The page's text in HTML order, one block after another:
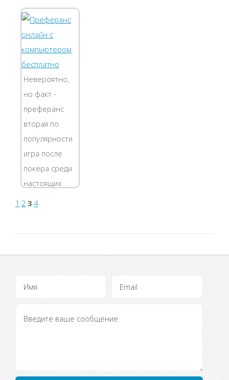
преферанс на
компьютере.
Новички
смогут с
помощью этой
игры изучить
правила и
научиться
играть, а...
Невероятно,
но факт -
преферанс
вторая по
популярности
игра после
покера среди
настоящих
пользуется
популярностью
для игры в...
1 2 3 4